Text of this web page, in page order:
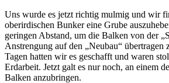
Uns wurde es jetzt richtig mulmig und wir
oberirdischen Bunker eine Grube
geringen Abstand, um die Balken von der
Anstrengung auf den
Neubau
übertragen
Tagen hatten wir es geschafft und waren
Erdarbeit. Jetzt galt es nur noch, an einem
Balken anzubringen.